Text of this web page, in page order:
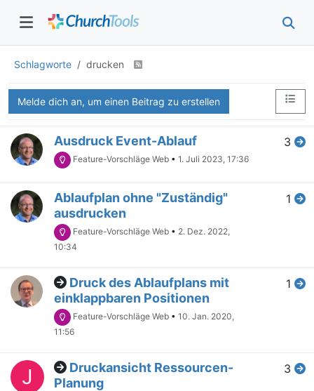
Schlagworte drucken
Melde dich an, um einen Beitrag zu erstellen
Ausdruck Event-Ablauf
Feature-Vorschläge Web • 1. Juli 2023, 17:36
3
Ablaufplan ohne "Zuständig"
ausdrucken
Feature-Vorschläge Web • 2. Dez. 2022,
10:34
1
Druck des Ablaufplans mit
einklappbaren Positionen
Feature-Vorschläge Web • 10. Jan. 2020,
11:56
1
J
Druckansicht Ressourcen-
Planung
3